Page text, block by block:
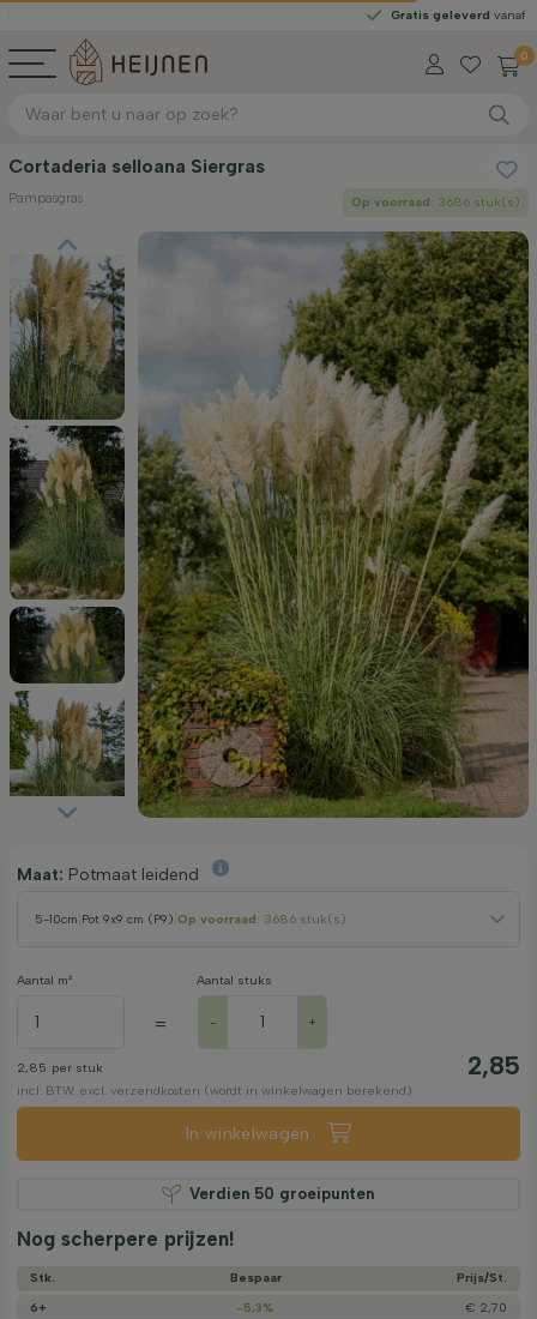
Gratis geleverdvanaf €450
0
Cortaderia selloana Siergras
Pampasgras Op voorraad: 3686 stuk(s)
Maat: Potmaat leidend
5-10cm Pot 9x9 cm (P9) Op voorraad: 3686 stuk(s)
Aantal m²
=
Aantal stuks
- +
2,85 per stuk 2,85
incl. BTW. excl. verzendkosten (wordt in winkelwagen berekend)
In winkelwagen
Verdien 50 groeipunten
Nog scherpere prijzen!
Stk. Bespaar
Prijs/­St.
6+
-5,3%
€ 2,70